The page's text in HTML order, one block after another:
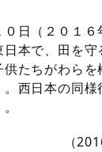
日（２０１６
日本で、田を守
供たちがわらを
西日本の同様
（